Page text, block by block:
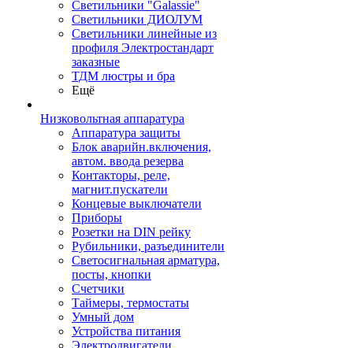
Светильники "Galassie"
Светильники ДИОЛУМ
Светильники линейные из
профиля Электростандарт
заказные
ТДМ люстры и бра
Ещё
Низковольтная аппаратура
Аппаратура защиты
Блок аварийн.включения,
автом. ввода резерва
Контакторы, реле,
магнит.пускатели
Концевые выключатели
Приборы
Розетки на DIN рейку
Рубильники, разъединители
Светосигнальная арматура,
посты, кнопки
Счетчики
Таймеры, термостаты
Умный дом
Устройства питания